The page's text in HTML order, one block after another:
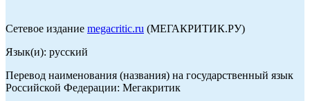
Сетевое издание megacritic.ru (МЕГАКРИТИК.РУ)
Язык(и): русский
Перевод наименования (названия) на государственный язык
Российской Федерации: Мегакритик